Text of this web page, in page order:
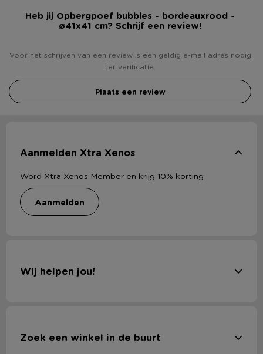
Heb jij Opbergpoef bubbles - bordeauxrood -
ø41x41 cm? Schrijf een review!
Voor het schrijven van een review is een geldig e-mail adres nodig
ter verificatie.
Plaats een review
Aanmelden Xtra Xenos
Word Xtra Xenos Member en krijg 10% korting
aanmelden
Wij helpen jou!
Zoek een winkel in de buurt